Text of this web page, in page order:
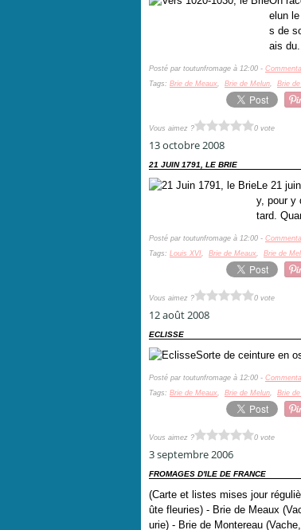
elun
s de
ais
Posté par toutunfromage à 12:00 -
Tags: Brie de Meaux, Brie de Melun, Brie
Vous aimez ? 0 vote
13 octobre 2008
21 JUIN 1791, LE BRIE
Le 21
y, pour y
tard.
Posté par toutunfromage à 12:00 -
Tags: Louis XVI, Brie de Meaux, Brie de
Vous aimez ? 0 vote
12 août 2008
ECLISSE
Sorte de ceinture en
Posté par toutunfromage à 12:00 -
Tags: Brie de Meaux, Brie de Melun, Brie
Vous aimez ? 0 vote
3 septembre 2006
FROMAGES D'ILE DE FRANCE
(Carte et listes mises jour
ûte fleuries) - Brie de Meaux
urie) - Brie de Montereau